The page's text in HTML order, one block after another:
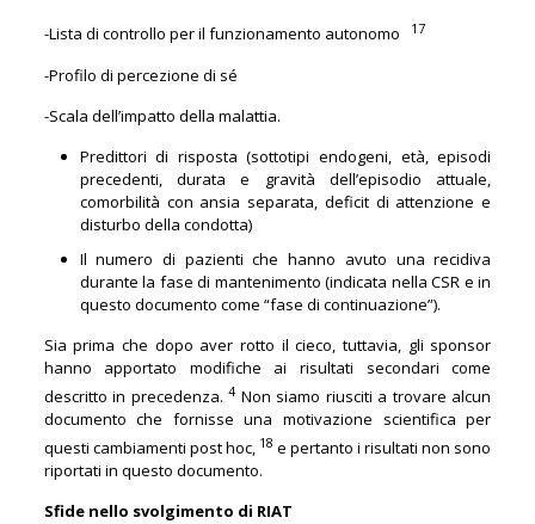
-Lista di controllo per il funzionamento autonomo 17
-Profilo di percezione di sé
-Scala dell’impatto della malattia.
Predittori di risposta (sottotipi endogeni, età, episodi
precedenti, durata e gravità dell’episodio attuale,
comorbilità con ansia separata, deficit di attenzione e
disturbo della condotta)
Il numero di pazienti che hanno avuto una recidiva
durante la fase di mantenimento (indicata nella CSR e in
questo documento come “fase di continuazione”).
Sia prima che dopo aver rotto il cieco, tuttavia, gli sponsor
hanno apportato modifiche ai risultati secondari come
descritto in precedenza.4 Non siamo riusciti a trovare alcun
documento che fornisse una motivazione scientifica per
questi cambiamenti post hoc, 18 e pertanto i risultati non sono
riportati in questo documento.
Sfide nello svolgimento di RIAT